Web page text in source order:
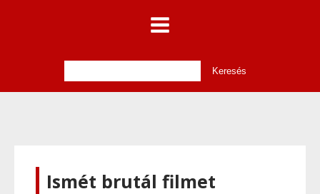
Ismét brutál filmet